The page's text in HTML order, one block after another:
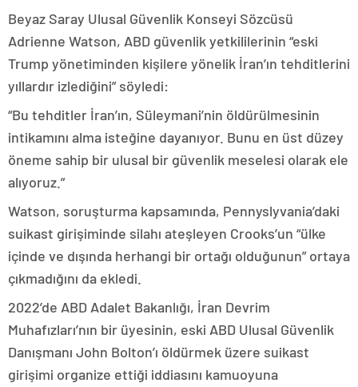
Beyaz Saray Ulusal Güvenlik Konseyi Sözcüsü
Adrienne Watson, ABD güvenlik yetkililerinin “eski
Trump yönetiminden kişilere yönelik İran’ın tehditlerini
yıllardır izlediğini” söyledi:
“Bu tehditler İran’ın, Süleymani’nin öldürülmesinin
intikamını alma isteğine dayanıyor. Bunu en üst düzey
öneme sahip bir ulusal bir güvenlik meselesi olarak ele
alıyoruz.”
Watson, soruşturma kapsamında, Pennyslyvania’daki
suikast girişiminde silahı ateşleyen Crooks’un “ülke
içinde ve dışında herhangi bir ortağı olduğunun” ortaya
çıkmadığını da ekledi.
2022’de ABD Adalet Bakanlığı, İran Devrim
Muhafızları’nın bir üyesinin, eski ABD Ulusal Güvenlik
Danışmanı John Bolton’ı öldürmek üzere suikast
girişimi organize ettiği iddiasını kamuoyuna